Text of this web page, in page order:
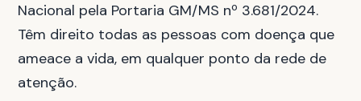
Nacional pela Portaria GM/MS nº 3.681/2024.
Têm direito todas as pessoas com doença que
ameace a vida, em qualquer ponto da rede de
atenção.